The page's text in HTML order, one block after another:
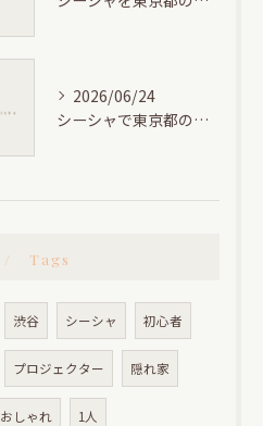
2026/06/24
シーシャで東京都の下北沢/池尻大橋/三軒茶屋の隠れ家作業スペースを徹底比較
Tags
渋谷 シーシャ 初心者
プロジェクター 隠れ家
おしゃれ 1人